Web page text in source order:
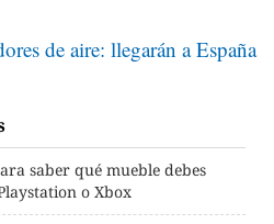
de aire: llegarán a España
saber qué mueble debes
o Xbox